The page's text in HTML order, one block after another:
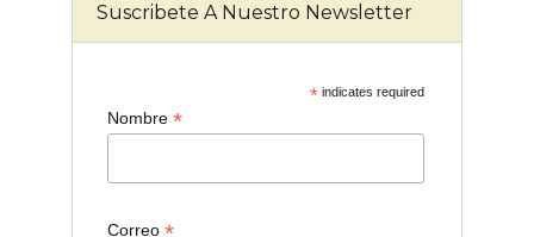
Suscribete A Nuestro Newsletter
*indicates required
Nombre *
Correo